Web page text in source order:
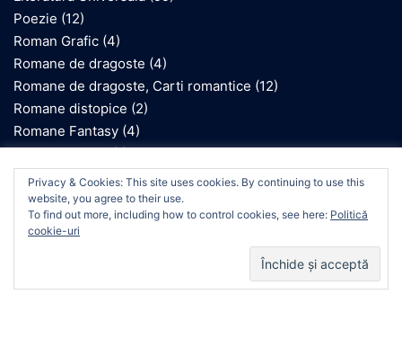
Poezie (12)
Roman Grafic (4)
Romane de dragoste (4)
Romane de dragoste, Carti romantice (12)
Romane distopice (2)
Romane Fantasy (4)
Romane gotice (1)
Romane inspirate de Holocaust (10)
Romane istorice (1)
Romane SF (2)
We use cookies on our website to give you the most
relevant experience by remembering your preferences
and repeat visits. By clicking “Accept”, you consent to the
use of ALL the cookies.
Privacy & Cookies: This site uses cookies. By continuing to use this
website, you agree to their use.
To find out more, including how to control cookies, see here: Politică
cookie-uri